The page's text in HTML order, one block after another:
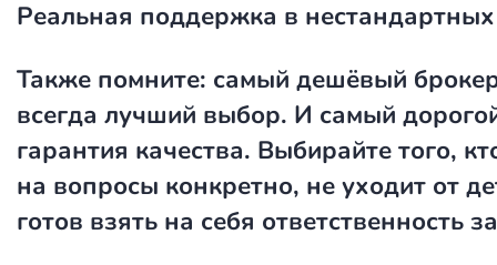
Реальная поддержка в
Также помните: самый дешёвый
всегда лучший выбор. И самый
гарантия качества. Выбирайте того,
на вопросы конкретно, не уходит от
готов взять на себя ответственность